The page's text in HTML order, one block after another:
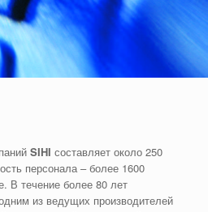
SIHI составляет около 250
персонала – более 1600
В течение более 80 лет
из ведущих производителей